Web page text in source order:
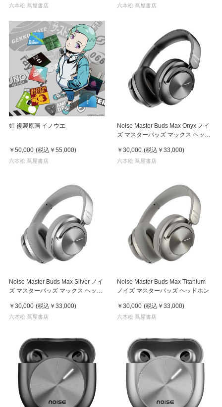
六本松 蔦屋書店 六本松 蔦屋書店
虹 複製原画 イノウエ
￥50,000 (税込 ￥55,000)
六本松 蔦屋書店
Noise Master Buds Max Onyx ノイ
ズ マスターバッズ マックス ヘッド
￥30,000 (税込 ￥33,000)
六本松 蔦屋書店
Noise Master Buds Max Silver ノイ
ズ マスターバッズ マックス ヘッド
￥30,000 (税込 ￥33,000)
六本松 蔦屋書店
Noise Master Buds Max Titanium
ノイズ マスターバッズ ヘッドホン
￥30,000 (税込 ￥33,000)
六本松 蔦屋書店